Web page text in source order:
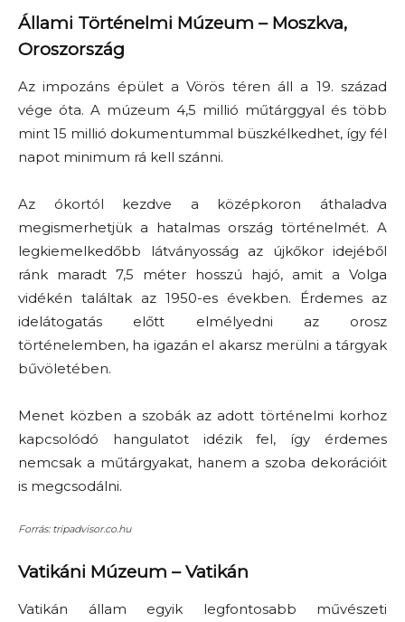
Állami Történelmi Múzeum – Moszkva,
Oroszország
Az impozáns épület a Vörös téren áll a 19. század
vége óta. A múzeum 4,5 millió műtárggyal és több
mint 15 millió dokumentummal büszkélkedhet, így fél
napot minimum rá kell szánni.
Az ókortól kezdve a középkoron áthaladva
megismerhetjük a hatalmas ország történelmét. A
legkiemelkedőbb látványosság az újkőkor idejéből
ránk maradt 7,5 méter hosszú hajó, amit a Volga
vidékén találtak az 1950-es években. Érdemes az
idelátogatás előtt elmélyedni az orosz
történelemben, ha igazán el akarsz merülni a tárgyak
bűvöletében.
Menet közben a szobák az adott történelmi korhoz
kapcsolódó hangulatot idézik fel, így érdemes
nemcsak a műtárgyakat, hanem a szoba dekorációit
is megcsodálni.
Forrás: tripadvisor.co.hu
Vatikáni Múzeum – Vatikán
Vatikán állam egyik legfontosabb művészeti